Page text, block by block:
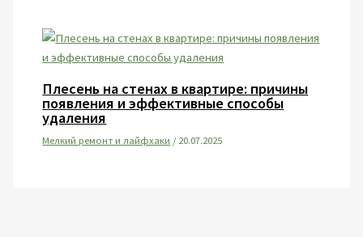
Плесень на стенах в квартире: причины
появления и эффективные способы
удаления
Мелкий ремонт и лайфхаки /20.07.2025